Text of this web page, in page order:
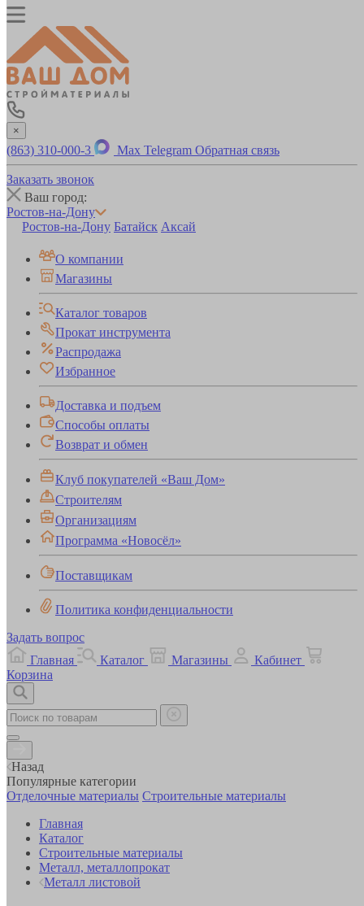
×
(863) 310-000-3 Max Telegram Обратная связь
Заказать звонок
Ваш город:
Ростов-на-Дону
Ростов-на-Дону Батайск Аксай
О компании
Магазины
Каталог товаров
Прокат инструмента
Распродажа
Избранное
Доставка и подъем
Способы оплаты
Возврат и обмен
Клуб покупателей «Ваш Дом»
Строителям
Организациям
Программа «Новосёл»
Поставщикам
Политика конфиденциальности
Задать вопрос
Главная
Каталог Магазины
Кабинет
Корзина
Назад
Популярные категории
Отделочные материалы Строительные материалы
Главная
Каталог
Строительные материалы
Металл, металлопрокат
Металл листовой